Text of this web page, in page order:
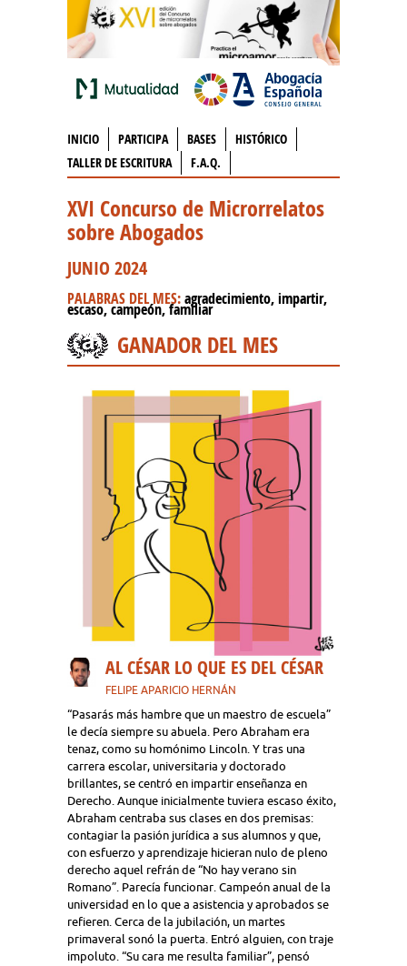
INICIO PARTICIPA BASES
HISTÓRICO
TALLER DE ESCRITURA
F.A.Q.
XVI Concurso de Microrrelatos
sobre Abogados
JUNIO 2024
PALABRAS DEL MES:agradecimiento, impartir,
escaso, campeón, familiar
GANADOR DEL MES
AL CÉSAR LO QUE ES DEL CÉSAR
FELIPE APARICIO HERNÁN
“Pasarás más hambre que un maestro de escuela”
le decía siempre su abuela. Pero Abraham era
tenaz, como su homónimo Lincoln. Y tras una
carrera escolar, universitaria y doctorado
brillantes, se centró en impartir enseñanza en
Derecho. Aunque inicialmente tuviera escaso éxito,
Abraham centraba sus clases en dos premisas:
contagiar la pasión jurídica a sus alumnos y que,
con esfuerzo y aprendizaje hicieran nulo de pleno
derecho aquel refrán de “No hay verano sin
Romano”. Parecía funcionar. Campeón anual de la
universidad en lo que a asistencia y aprobados se
refieren. Cerca de la jubilación, un martes
primaveral sonó la puerta. Entró alguien, con traje
impoluto. “Su cara me resulta familiar”, pensó